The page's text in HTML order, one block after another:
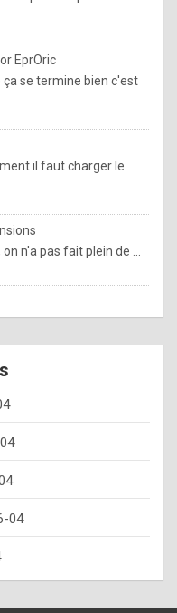
EprOric
se termine bien c'est
il faut charger le
n'a pas fait plein de ...
04